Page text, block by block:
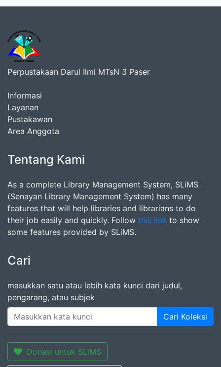
Perpustakaan Darul Ilmi MTsN 3 Paser
Informasi
Layanan
Pustakawan
Area Anggota
Tentang Kami
As a complete Library Management System, SLiMS
(Senayan Library Management System) has many
features that will help libraries and librarians to do
their job easily and quickly. Follow this link to show
some features provided by SLiMS.
Cari
masukkan satu atau lebih kata kunci dari judul,
pengarang, atau subjek
Cari Koleksi
Donasi untuk SLiMS